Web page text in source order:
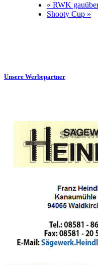
« RWK
Shooty Cup »
Unsere Werbepartner